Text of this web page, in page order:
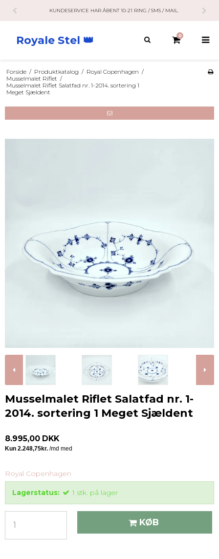
KUNDESERVICE HAR ÅBENT 10-21 RING / SMS / MAIL.
Royale Stel 👑 0
Forside / Produktkatalog / Royal Copenhagen /
Musselmalet Riflet /
Musselmalet Riflet Salatfad nr. 1-2014. sortering 1
Meget Sjældent
Musselmalet Riflet Salatfad nr. 1-
2014. sortering 1 Meget Sjældent
8.995,00 DKK
Royal Copenhagen
Lagerstatus: 1 stk. på lager
KØB